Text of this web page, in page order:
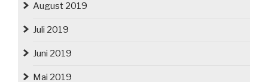
August 2019
Juli 2019
Juni 2019
Mai 2019